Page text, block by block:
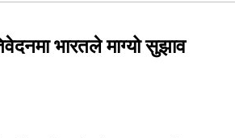
भारतले माग्यो सुझाव